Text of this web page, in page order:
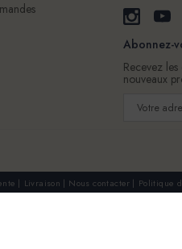
Abonnez-
Recevez
nouveaux
Adresse
Livraison Nous contacter Politique